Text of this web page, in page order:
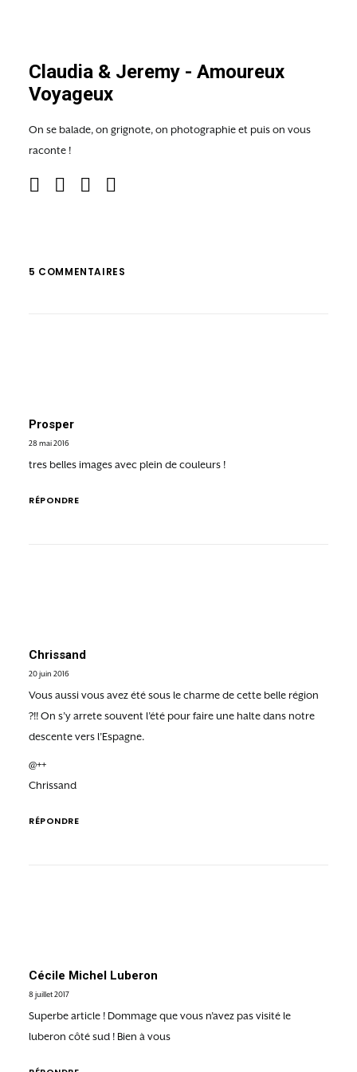
Claudia & Jeremy - Amoureux
Voyageux
On se balade, on grignote, on photographie et puis on vous
raconte !
5 COMMENTAIRES
Prosper
28 mai 2016
tres belles images avec plein de couleurs !
RÉPONDRE
Chrissand
20 juin 2016
Vous aussi vous avez été sous le charme de cette belle région
?!! On s’y arrete souvent l’été pour faire une halte dans notre
descente vers l’Espagne.
@++
Chrissand
RÉPONDRE
Cécile Michel Luberon
8 juillet 2017
Superbe article ! Dommage que vous n’avez pas visité le
luberon côté sud ! Bien à vous